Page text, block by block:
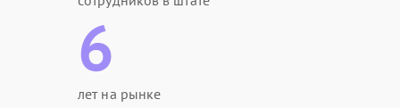
6
лет на рынке